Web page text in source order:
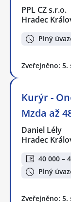
PPL CZ s.r.o.
Hradec
Plný
Zveřejněno: 5.
Kurýr -
Mzda až
Daniel Lély
Hradec
40 000 –
Plný
Zveřejněno: 5.